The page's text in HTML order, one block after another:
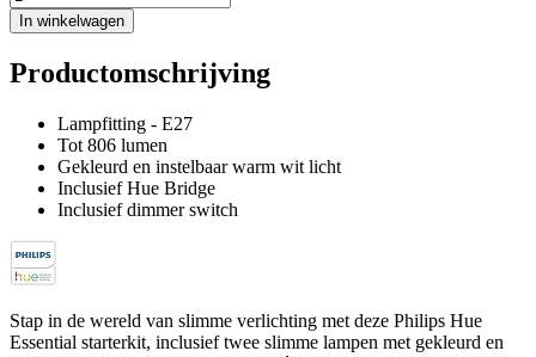
In winkelwagen
Productomschrijving
Lampfitting - E27
Tot 806 lumen
Gekleurd en instelbaar warm wit licht
Inclusief Hue Bridge
Inclusief dimmer switch
Stap in de wereld van slimme verlichting met deze Philips Hue
Essential starterkit, inclusief twee slimme lampen met gekleurd en